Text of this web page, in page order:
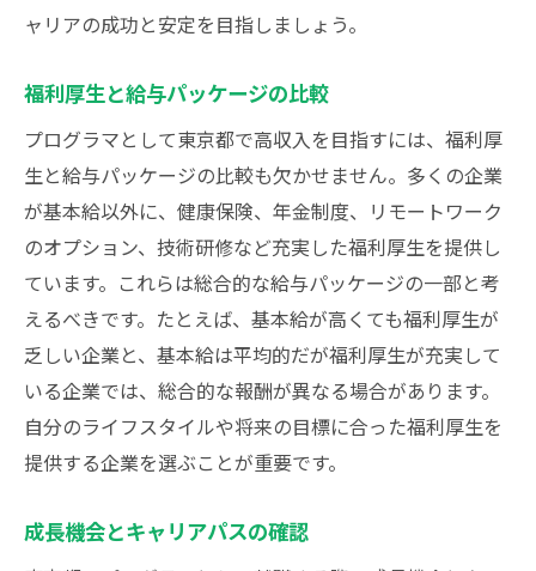
ャリアの成功と安定を目指しましょう。
福利厚生と給与パッケージの比較
プログラマとして東京都で高収入を目指すには、福利厚
生と給与パッケージの比較も欠かせません。多くの企業
が基本給以外に、健康保険、年金制度、リモートワーク
のオプション、技術研修など充実した福利厚生を提供し
ています。これらは総合的な給与パッケージの一部と考
えるべきです。たとえば、基本給が高くても福利厚生が
乏しい企業と、基本給は平均的だが福利厚生が充実して
いる企業では、総合的な報酬が異なる場合があります。
自分のライフスタイルや将来の目標に合った福利厚生を
提供する企業を選ぶことが重要です。
成長機会とキャリアパスの確認